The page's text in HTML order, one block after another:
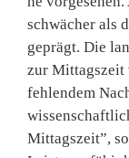
schwächer als
geprägt. Die
zur Mittagszeit
fehlendem
Mittagszeit”,